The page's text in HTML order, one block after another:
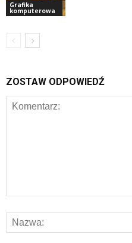
Grafika
komputerowa
ZOSTAW ODPOWIEDŹ